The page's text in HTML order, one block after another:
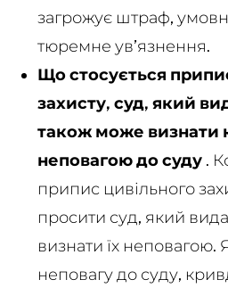
загрожує штраф,
тюремне ув’язнення.
Що стосується
захисту, суд, який
також може визнати
неповагою до суду.
припис цивільного
просити суд, який
визнати їх
неповагу до суду,